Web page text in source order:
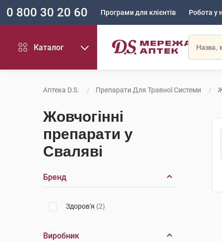
0 800 30 20 60 Програми для клієнтів Робота у
Каталог
Аптека D.S. Препарати Для Травної Системи
Жовчогінні
препарати у
Сваляві
Бренд
Здоров'я (2)
Виробник